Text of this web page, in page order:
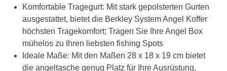
Komfortable Tragegurt: Mit stark gepolsterten Gurten
ausgestattet, bietet die Berkley System Angel Koffer
höchsten Tragekomfort; Tragen Sie Ihre Angel Box
mühelos zu Ihren liebsten fishing Spots
Ideale Maße: Mit den Maßen 28 x 18 x 19 cm bietet
die angeltasche genug Platz für Ihre Ausrüstung,